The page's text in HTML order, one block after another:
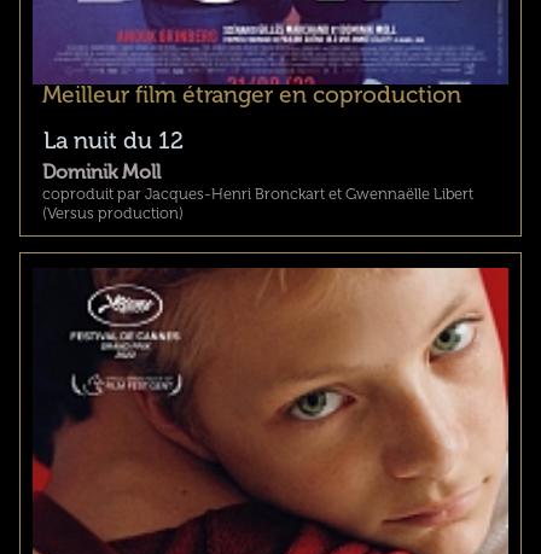
Meilleur film étranger en coproduction
La nuit du 12
Dominik Moll
coproduit par Jacques-Henri Bronckart et Gwennaëlle Libert
(Versus production)